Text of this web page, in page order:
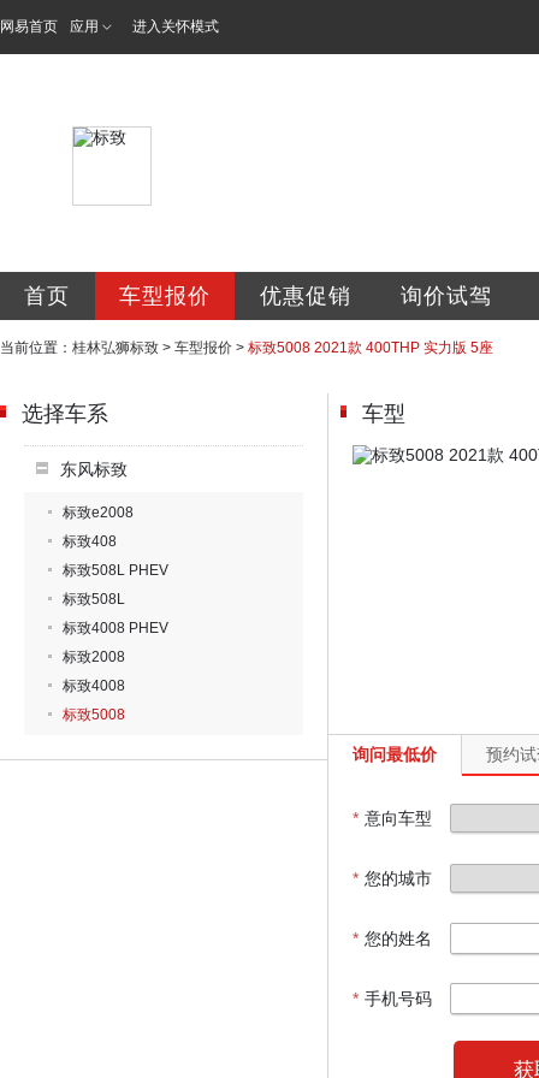
网易首页 应用 进入关怀模式
首页 车型报价 优惠促销 询价试驾
当前位置： 桂林弘狮标致 > 车型报价 > 标致5008 2021款 400THP 实力版 5座
选择车系
东风标致
标致e2008
标致408
标致508L PHEV
标致508L
标致4008 PHEV
标致2008
标致4008
标致5008
车型
询问最低价 预约
* 意向车型
* 您的城市
* 您的姓名
* 手机号码
获